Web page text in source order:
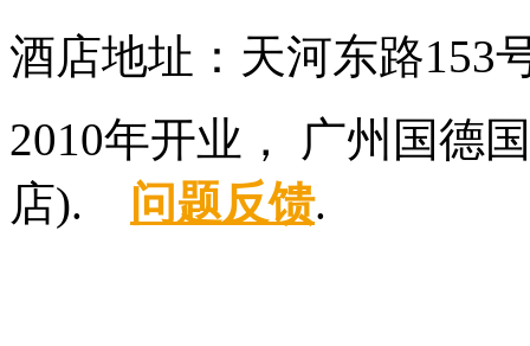
酒店地址：天河东路153
2010年开业， 广州国德
店). 问题反馈.